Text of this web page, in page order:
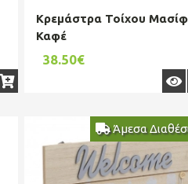
Κρεμάστρα Τοίχου Μασίφ
Καφέ
38.50€
Άμεσα